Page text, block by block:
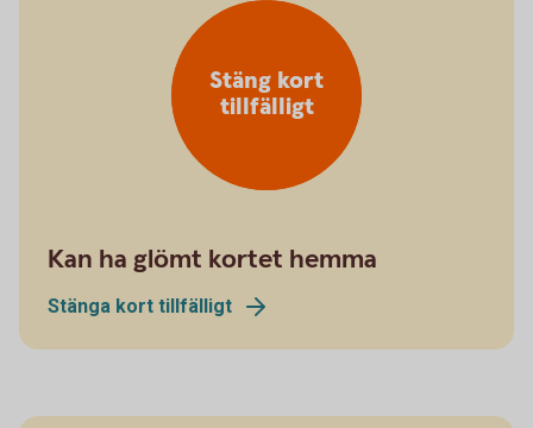
Stäng kort
tillfälligt
Kan ha glömt kortet hemma
Stänga kort tillfälligt